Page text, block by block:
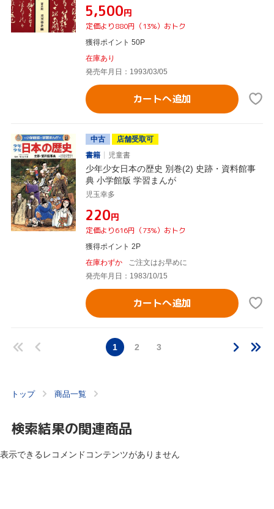
¥5,500円
定価より880円（13%）おトク
獲得ポイント 50P
在庫あり
発売年月日：1993/03/05
カートへ追加
中古
店舗受取可
書籍
児童書
少年少女日本の歴史 別巻(2) 史跡・資料館事
典 小学館版 学習まんが
児玉幸多
¥220円
定価より616円（73%）おトク
獲得ポイント 2P
在庫わずか
ご注文はお早めに
発売年月日：1983/10/15
カートへ追加
1 2 3
トップ 商品一覧
検索結果の関連商品
表示できるレコメンドコンテンツがありません